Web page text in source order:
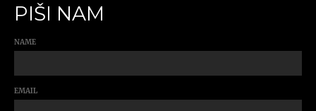
PIŠI NAM
NAME
EMAIL